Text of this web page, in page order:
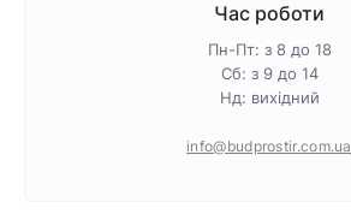
Гарантія та повернення
Політика конфіденційності
Час роботи
Пн-Пт: з 8 до 18
Сб: з 9 до 14
Нд: вихідний
info@budprostir.com.ua